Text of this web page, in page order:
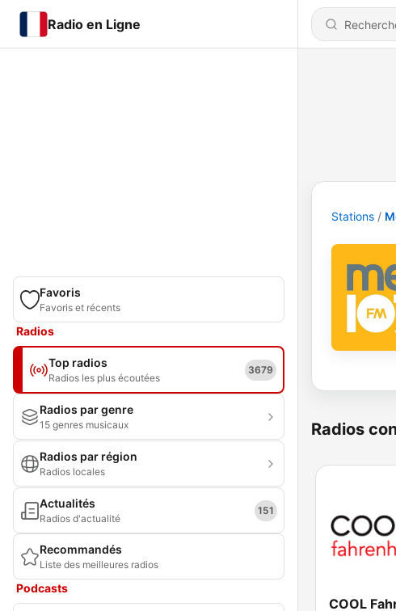
Radio en Ligne
Favoris
Favoris et récents
Radios
Top radios
Radios les plus écoutées
3679
Radios par genre
15 genres musicaux
Radios par région
Radios locales
Actualités
Radios d'actualité
151
Recommandés
Liste des meilleures radios
Podcasts
Stations
Radios